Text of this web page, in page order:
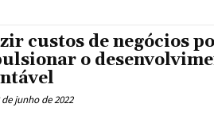
custos de negócios
o
de junho de 2022